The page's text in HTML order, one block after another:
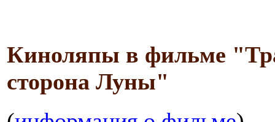
Киноляпы в фильме
сторона Луны"